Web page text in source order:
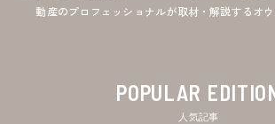
動産のプロフェッショナルが取材・解説するオ
POPULAR
人気記事